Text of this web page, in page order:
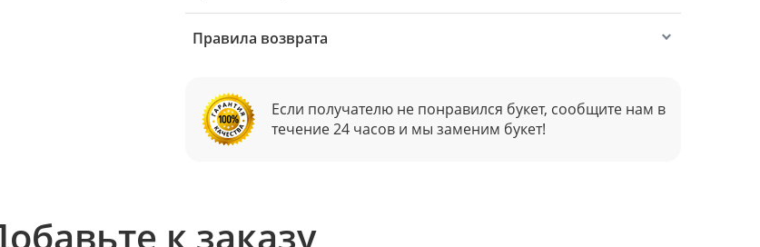
Правила возврата
Если получателю не понравился букет, сообщите нам в
течение 24 часов и мы заменим букет!
к заказу